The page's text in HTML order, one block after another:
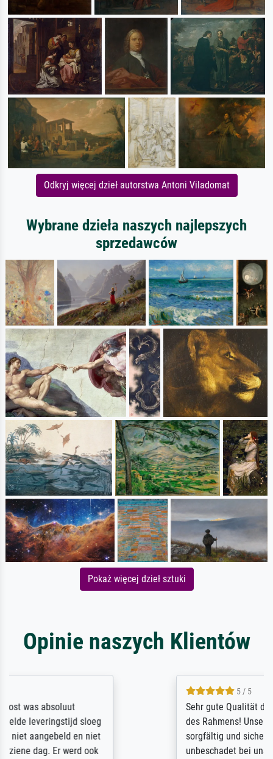
Odkryj więcej dzieł autorstwa Antoni Viladomat
Wybrane dzieła naszych najlepszych
sprzedawców
Pokaż więcej dzieł sztuki
Opinie naszych Klientów
Sehr gute Qualität des Leinwanddrucks und
des Rahmens! Unser Bild wurde sehr
sorgfältig und sicher verpackt, so dass es
unbeschadet bei uns ankam. Es wird nicht